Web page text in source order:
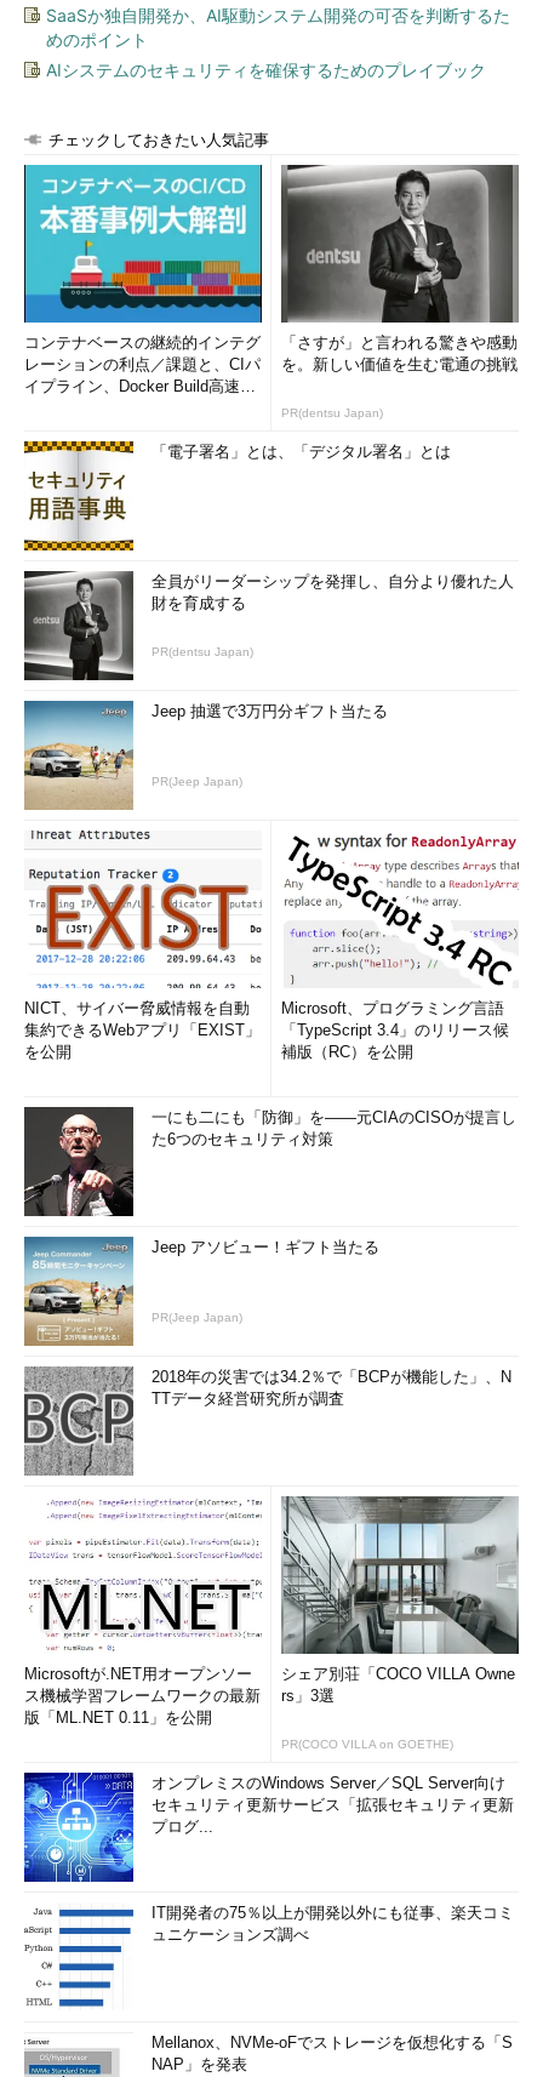
SaaSか独自開発か、AI駆動システム開発の可否を判断するた
めのポイント
AIシステムのセキュリティを確保するためのプレイブック
チェックしておきたい人気記事
コンテナベースの継続的インテグ
レーションの利点／課題と、CIパ
イプライン、Docker Build高速化
「さすが」と言われる驚きや感動
を。新しい価値を生む電通の挑戦
PR(dentsu Japan)
「電子署名」とは、「デジタル署名」とは
全員がリーダーシップを発揮し、自分より優れた人
財を育成する
PR(dentsu Japan)
Jeep 抽選で3万円分ギフト当たる
PR(Jeep Japan)
NICT、サイバー脅威情報を自動
集約できるWebアプリ「EXIST」
を公開
Microsoft、プログラミング言語
「TypeScript 3.4」のリリース候
補版（RC）を公開
一にも二にも「防御」を――元CIAのCISOが提言し
た6つのセキュリティ対策
Jeep アソビュー！ギフト当たる
PR(Jeep Japan)
2018年の災害では34.2％で「BCPが機能した」、N
TTデータ経営研究所が調査
Microsoftが.NET用オープンソー
ス機械学習フレームワークの最新
版「ML.NET 0.11」を公開
シェア別荘「COCO VILLA Owne
rs」3選
PR(COCO VILLA on GOETHE)
オンプレミスのWindows Server／SQL Server向け
セキュリティ更新サービス「拡張セキュリティ更新
プログ...
IT開発者の75％以上が開発以外にも従事、楽天コミ
ュニケーションズ調べ
Mellanox、NVMe-oFでストレージを仮想化する「S
NAP」を発表